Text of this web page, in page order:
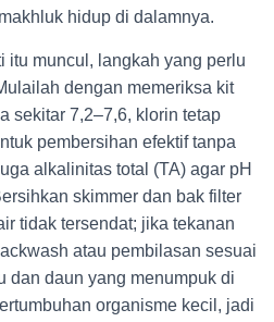
hidup di dalamnya.
itu muncul, langkah yang perlu
dengan memeriksa kit
sekitar 7,2–7,6, klorin tetap
pembersihan efektif tanpa
alkalinitas total (TA) agar pH
skimmer dan bak filter
tidak tersendat; jika tekanan
atau pembilasan sesuai
dan daun yang menumpuk di
organisme kecil, jadi